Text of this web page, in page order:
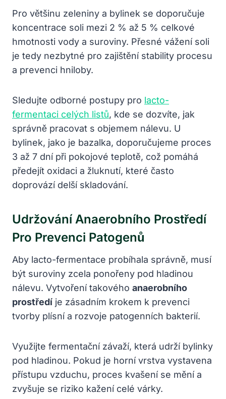
Pro většinu zeleniny a bylinek se doporučuje
koncentrace soli mezi 2 % až 5 % celkové
hmotnosti vody a suroviny. Přesné vážení soli
je tedy nezbytné pro zajištění stability procesu
a prevenci hniloby.
Sledujte odborné postupy pro lacto-
fermentaci celých listů, kde se dozvíte, jak
správně pracovat s objemem nálevu. U
bylinek, jako je bazalka, doporučujeme proces
3 až 7 dní při pokojové teplotě, což pomáhá
předejít oxidaci a žluknutí, které často
doprovází delší skladování.
Udržování Anaerobního Prostředí
Pro Prevenci Patogenů
Aby lacto-fermentace probíhala správně, musí
být suroviny zcela ponořeny pod hladinou
nálevu. Vytvoření takového anaerobního
prostředí je zásadním krokem k prevenci
tvorby plísní a rozvoje patogenních bakterií.
Využijte fermentační závaží, která udrží bylinky
pod hladinou. Pokud je horní vrstva vystavena
přístupu vzduchu, proces kvašení se mění a
zvyšuje se riziko kažení celé várky.